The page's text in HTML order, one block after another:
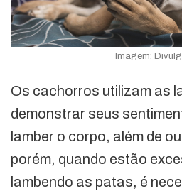
Imagem:
Os cachorros utilizam as
demonstrar seus
lamber o corpo, além de
porém, quando estão
lambendo as patas, é